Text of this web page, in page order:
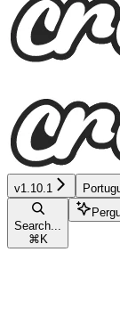
v1.10.1
Search...
⌘ K